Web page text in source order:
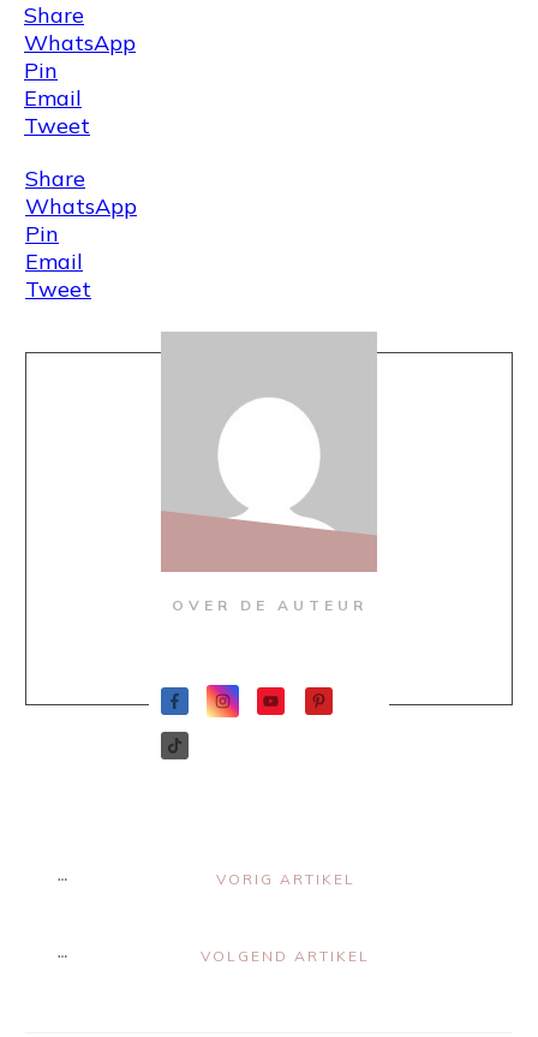
Share
WhatsApp
Pin
Email
Tweet
Share
WhatsApp
Pin
Email
Tweet
OVER DE AUTEUR
VORIG ARTIKEL
VOLGEND ARTIKEL